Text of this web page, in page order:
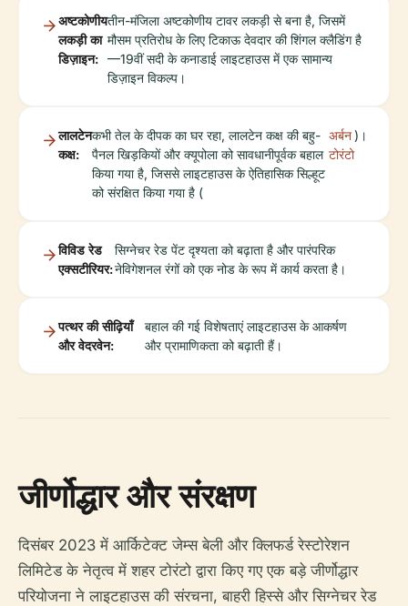
अष्टकोणीय
लकड़ी का
डिज़ाइन:
तीन-मंजिला अष्टकोणीय टावर लकड़ी से बना है, जिसमें
मौसम प्रतिरोध के लिए टिकाऊ देवदार की शिंगल क्लैडिंग है
—19वीं सदी के कनाडाई लाइटहाउस में एक सामान्य
डिज़ाइन विकल्प।
लालटेन
कक्ष:
कभी तेल के दीपक का घर रहा, लालटेन कक्ष की बहु-
पैनल खिड़कियों और क्यूपोला को सावधानीपूर्वक बहाल
किया गया है, जिससे लाइटहाउस के ऐतिहासिक सिल्हूट
को संरक्षित किया गया है (
अर्बन
टोरंटो
)।
विविड रेड
एक्सटीरियर:
सिग्नेचर रेड पेंट दृश्यता को बढ़ाता है और पारंपरिक
नेविगेशनल रंगों को एक नोड के रूप में कार्य करता है।
पत्थर की सीढ़ियाँ
और वेदरवेन:
बहाल की गई विशेषताएं लाइटहाउस के आकर्षण
और प्रामाणिकता को बढ़ाती हैं।
जीर्णोद्धार और संरक्षण
दिसंबर 2023 में आर्किटेक्ट जेम्स बेली और क्लिफर्ड रेस्टोरेशन
लिमिटेड के नेतृत्व में शहर टोरंटो द्वारा किए गए एक बड़े जीर्णोद्धार
परियोजना ने लाइटहाउस की संरचना, बाहरी हिस्से और सिग्नेचर रेड